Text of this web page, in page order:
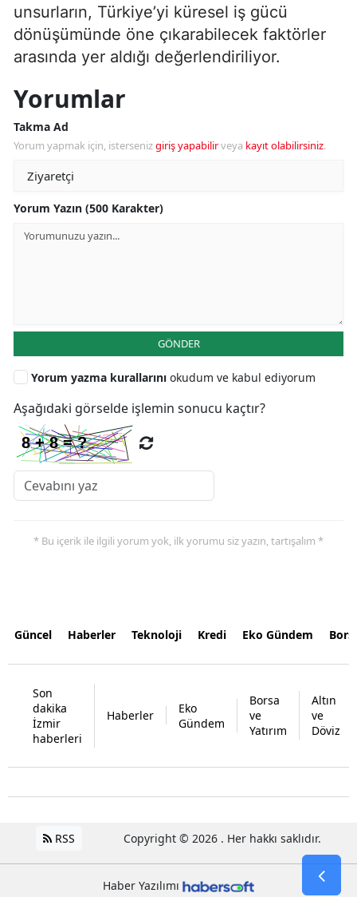
unsurların, Türkiye’yi küresel iş gücü
dönüşümünde öne çıkarabilecek faktörler
arasında yer aldığı değerlendiriliyor.
Yorumlar
Takma Ad
Yorum yapmak için, istersenizgiriş yapabilirveya kayıt olabilirsiniz.
Yorum Yazın (500 Karakter)
GÖNDER
Yorum yazma kurallarını okudum ve kabul ediyorum
Aşağıdaki görselde işlemin sonucu kaçtır?
* Bu içerik ile ilgili yorum yok, ilk yorumu siz yazın, tartışalım *
Güncel Haberler Teknoloji Kredi Eko Gündem
Son
dakika
İzmir
haberleri
Haberler
Eko
Gündem
Borsa
ve
Yatırım
Altın
ve
Döviz
RSS Copyright © 2026 . Her hakkı saklıdır.
Haber Yazılımı